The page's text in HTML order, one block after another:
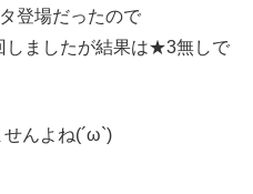
登場だったので
しましたが結果は★3無しで
んよね(´ω`)